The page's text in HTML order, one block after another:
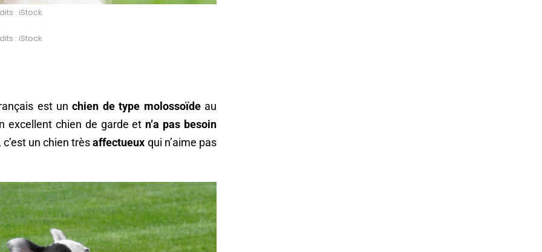
: iStock
: iStock
est un chien de type molossoïdeau
excellent chien de garde et n’a pas besoin
c’est un chien trèsaffectueux qui n’aime pas